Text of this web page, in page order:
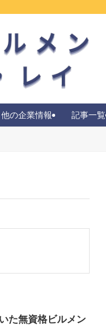
他の企業情報 記事一覧
た無資格ビルメン